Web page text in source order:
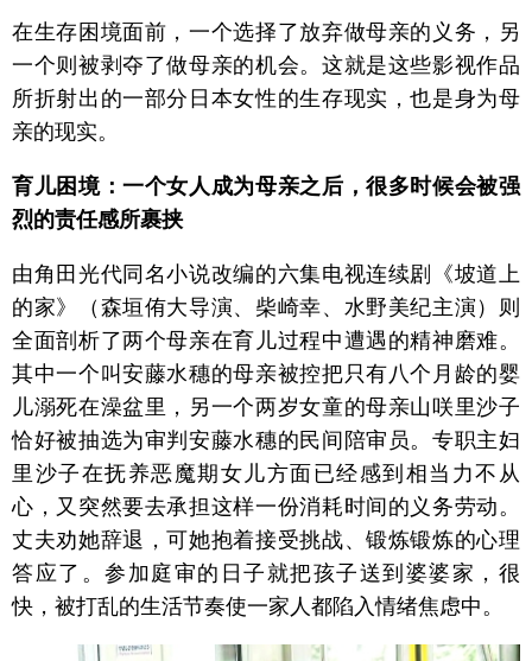
在生存困境面前，一个选择了放弃做母亲的义务，另
一个则被剥夺了做母亲的机会。这就是这些影视作品
所折射出的一部分日本女性的生存现实，也是身为母
亲的现实。
育儿困境：一个女人成为母亲之后，很多时候会被强
烈的责任感所裹挟
由角田光代同名小说改编的六集电视连续剧《坡道上
的家》（森垣侑大导演、柴崎幸、水野美纪主演）则
全面剖析了两个母亲在育儿过程中遭遇的精神磨难。
其中一个叫安藤水穗的母亲被控把只有八个月龄的婴
儿溺死在澡盆里，另一个两岁女童的母亲山咲里沙子
恰好被抽选为审判安藤水穗的民间陪审员。专职主妇
里沙子在抚养恶魔期女儿方面已经感到相当力不从
心，又突然要去承担这样一份消耗时间的义务劳动。
丈夫劝她辞退，可她抱着接受挑战、锻炼锻炼的心理
答应了。参加庭审的日子就把孩子送到婆婆家，很
快，被打乱的生活节奏使一家人都陷入情绪焦虑中。